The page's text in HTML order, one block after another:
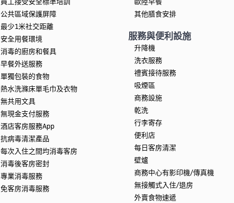
公共區域保護屏障
最少1米社交距離
安全用餐環境
消毒的廚房和餐具
早餐外送服務
單獨包裝的食物
熱水洗滌床單毛巾及衣物
無共用文具
無現金支付服務
酒店客房服務App
抗病毒清潔產品
每次入住之間均消毒客房
消毒後客房密封
專業消毒服務
免客房消毒服務
其他膳食安排
服務與便利設施
升降機
洗衣服務
禮賓接待服務
吸煙區
商務設施
乾洗
行李寄存
便利店
每日客房清潔
壁爐
商務中心有影印機/傳真機
無接觸式入住/退房
外賣食物速遞